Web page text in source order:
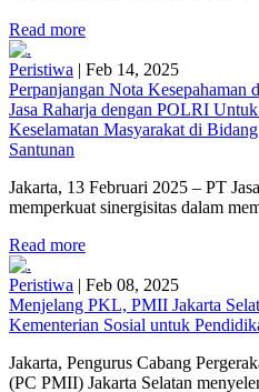
Read more
Peristiwa | Feb 14, 2025
Perpanjangan Nota Kesepahaman
Jasa Raharja dengan POLRI
Keselamatan Masyarakat di
Santunan
Jakarta, 13 Februari 2025 – PT
memperkuat sinergisitas dalam
Read more
Peristiwa | Feb 08, 2025
Menjelang PKL, PMII Jakarta
Kementerian Sosial untuk
Jakarta, Pengurus Cabang
(PC PMII) Jakarta Selatan